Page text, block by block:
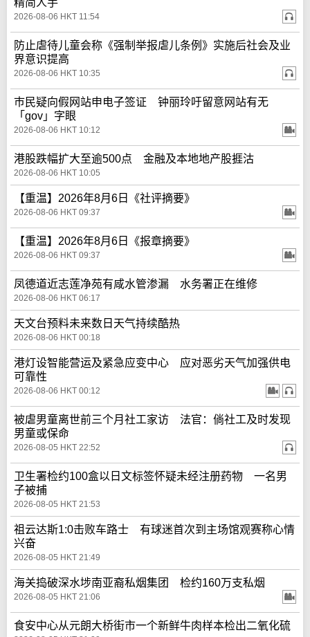
2026-08-06 HKT 11:54
防止虐待儿童会称《强制举报虐儿条例》实施后社会及业
界意识提高
2026-08-06 HKT 10:35
巿民疑向假网站申电子签证 钟丽玲吁留意网站有无
「gov」字眼
2026-08-06 HKT 10:12
港股跌幅扩大至逾500点 金融及本地地产股捱沽
2026-08-06 HKT 10:05
【重温】2026年8月6日《社评摘要》
2026-08-06 HKT 09:37
【重温】2026年8月6日《报章摘要》
2026-08-06 HKT 09:37
凤德道近志莲净苑有咸水管渗漏 水务署正在维修
2026-08-06 HKT 06:17
天文台预料未来数日天气持续酷热
2026-08-06 HKT 00:18
港灯设智能营运及紧急应变中心 应对恶劣天气加强供电
可靠性
2026-08-06 HKT 00:12
被虐男童离世前三个月社工家访 法官：倘社工及时发现
男童或保命
2026-08-05 HKT 22:52
卫生署检约100盒以日文标签怀疑未经注册药物 一名男
子被捕
2026-08-05 HKT 21:53
祖云达斯1:0击败车路士 有球迷首次到主场馆观赛称心情
兴奋
2026-08-05 HKT 21:49
海关捣破深水埗南亚裔私烟集团 检约160万支私烟
2026-08-05 HKT 21:06
食安中心从元朗大桥街市一个新鲜牛肉样本检出二氧化硫